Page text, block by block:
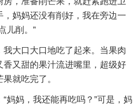
妈妈还没有削好，我在旁边一
儿削。”
我大口大口地吃了起来。当果肉
香又甜的果汁流进嘴里，超级好
就吃完了。
妈妈，我还能再吃吗？”可是，妈